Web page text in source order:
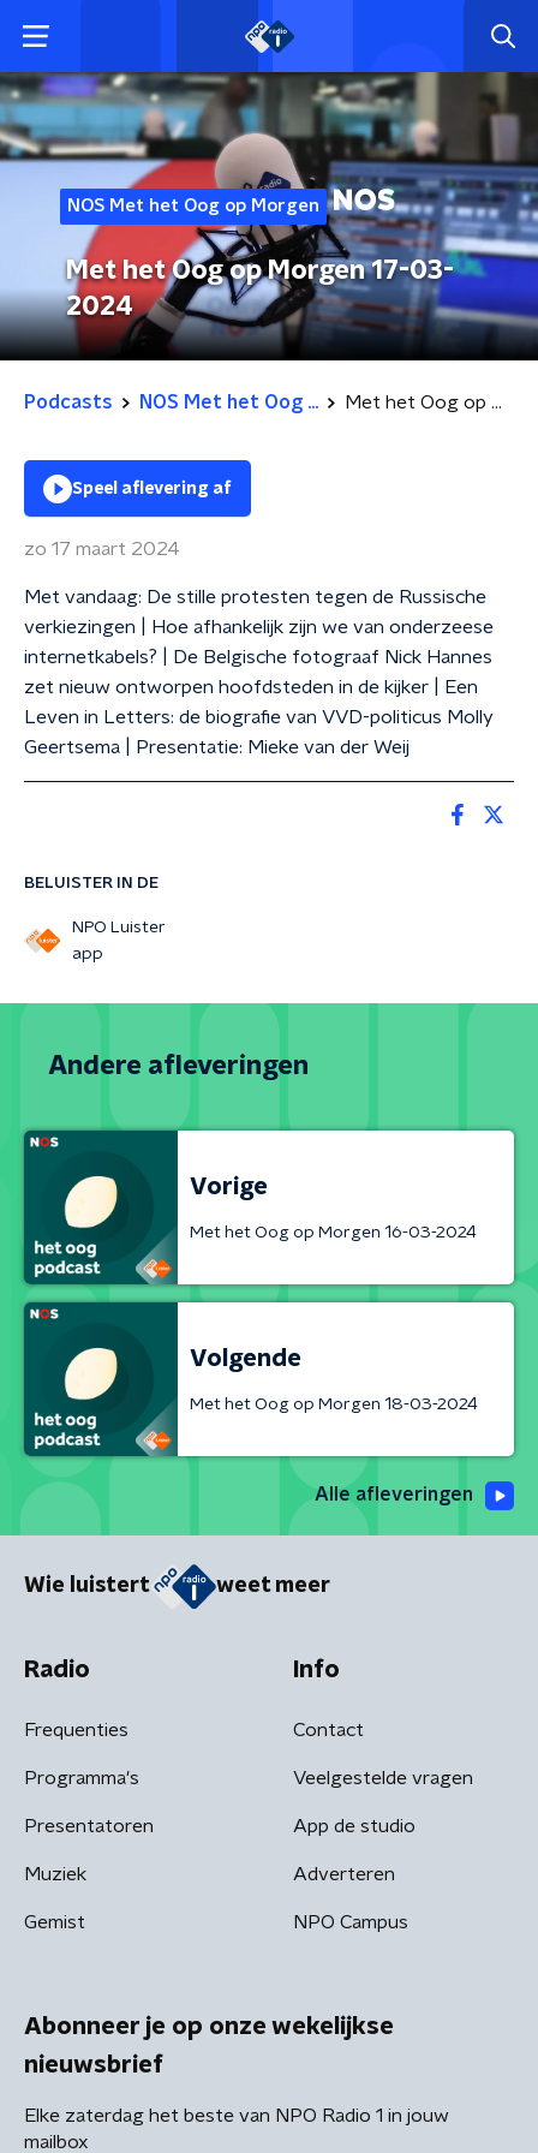
NOS Met het Oog op Morgen
Met het Oog op Morgen 17-03-
2024
Podcasts NOS Met het Oog ... Met het Oog op Morgen 17-03-2024
BELUISTER IN DE
NPO Luister
app
Speel aflevering af
zo 17 maart 2024
Met vandaag: De stille protesten tegen de Russische
verkiezingen | Hoe afhankelijk zijn we van onderzeese
internetkabels? | De Belgische fotograaf Nick Hannes
zet nieuw ontworpen hoofdsteden in de kijker | Een
Leven in Letters: de biografie van VVD-politicus Molly
Geertsema | Presentatie: Mieke van der Weij
Andere afleveringen
Vorige
Met het Oog op Morgen 16-03-2024
Volgende
Met het Oog op Morgen 18-03-2024
Alle afleveringen
Wie luistert weet meer
Radio
Frequenties
Programma's
Presentatoren
Muziek
Gemist
Info
Contact
Veelgestelde vragen
App de studio
Adverteren
NPO Campus
Abonneer je op onze wekelijkse
nieuwsbrief
Elke zaterdag het beste van NPO Radio 1 in jouw
mailbox